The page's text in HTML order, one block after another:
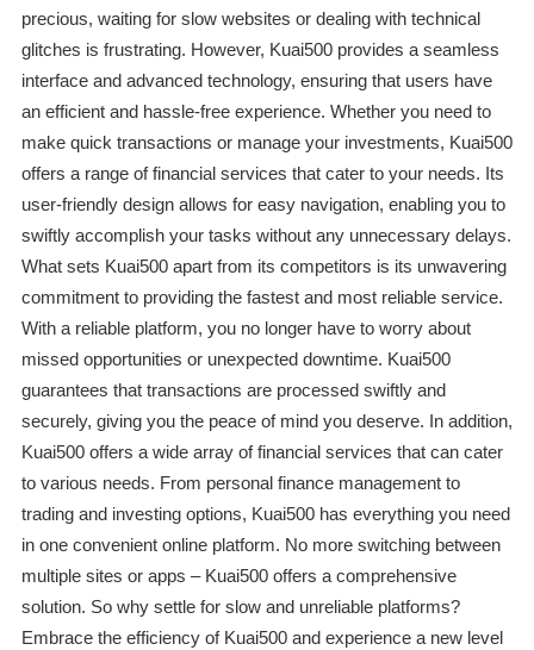
precious, waiting for slow websites or dealing with technical
glitches is frustrating. However, Kuai500 provides a seamless
interface and advanced technology, ensuring that users have
an efficient and hassle-free experience. Whether you need to
make quick transactions or manage your investments, Kuai500
offers a range of financial services that cater to your needs. Its
user-friendly design allows for easy navigation, enabling you to
swiftly accomplish your tasks without any unnecessary delays.
What sets Kuai500 apart from its competitors is its unwavering
commitment to providing the fastest and most reliable service.
With a reliable platform, you no longer have to worry about
missed opportunities or unexpected downtime. Kuai500
guarantees that transactions are processed swiftly and
securely, giving you the peace of mind you deserve. In addition,
Kuai500 offers a wide array of financial services that can cater
to various needs. From personal finance management to
trading and investing options, Kuai500 has everything you need
in one convenient online platform. No more switching between
multiple sites or apps – Kuai500 offers a comprehensive
solution. So why settle for slow and unreliable platforms?
Embrace the efficiency of Kuai500 and experience a new level